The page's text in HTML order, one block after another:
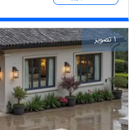
1 تصویر